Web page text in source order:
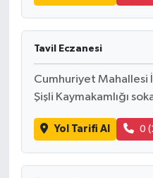
Tavil Eczanesi
Cumhuriyet Mahallesi
Şişli Kaymakamlığı
Yol Tarifi Al 0